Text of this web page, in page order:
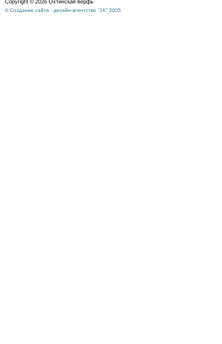
Copyright © 2026 Охтинская верфь
© Создание сайта - дизайн-агентство "1К" 2005